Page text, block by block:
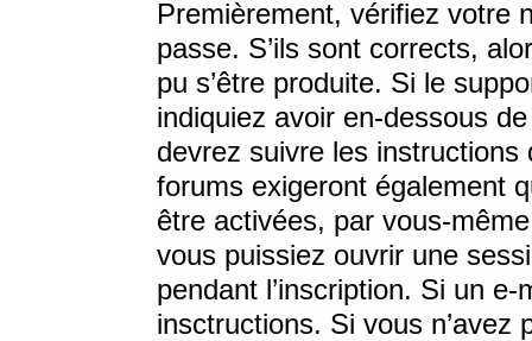
Premièrement, vérifiez votre
passe. S’ils sont corrects,
pu s’être produite. Si le
indiquiez avoir en-dessous
devrez suivre les
forums exigeront également
être activées, par vous-
vous puissiez ouvrir une
pendant l’inscription. Si un
insctructions. Si vous n’avez